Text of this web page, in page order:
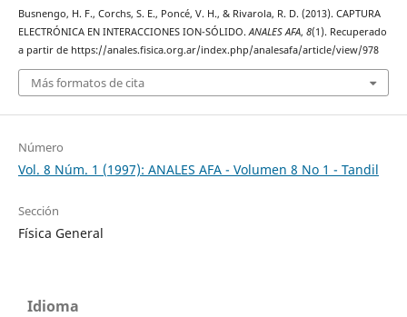
Busnengo, H. F., Corchs, S. E., Poncé, V. H., & Rivarola, R. D. (2013). CAPTURA
ELECTRÓNICA EN INTERACCIONES ION-SÓLIDO.ANALES AFA, 8(1). Recuperado
a partir de https://anales.fisica.org.ar/index.php/analesafa/article/view/978
Más formatos de cita
Número
Vol. 8 Núm. 1 (1997): ANALES AFA - Volumen 8 No 1 - Tandil
Sección
Física General
Idioma